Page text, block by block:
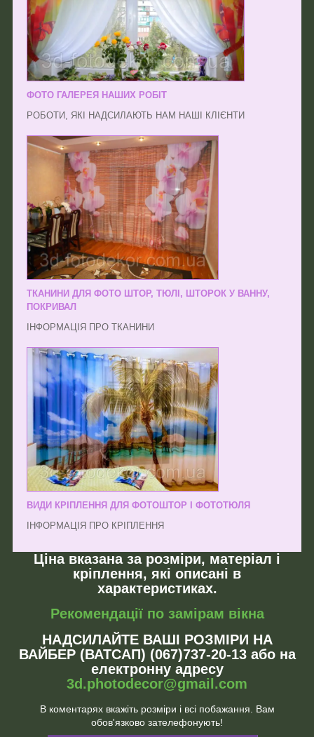
ФОТО ГАЛЕРЕЯ НАШИХ РОБІТ
РОБОТИ, ЯКІ НАДСИЛАЮТЬ НАМ НАШІ КЛІЄНТИ
ТКАНИНИ ДЛЯ ФОТО ШТОР, ТЮЛІ, ШТОРОК У ВАННУ,
ПОКРИВАЛ
ІНФОРМАЦІЯ ПРО ТКАНИНИ
ВИДИ КРІПЛЕННЯ ДЛЯ ФОТОШТОР І ФОТОТЮЛЯ
ІНФОРМАЦІЯ ПРО КРІПЛЕННЯ
Ціна вказана за розміри, матеріал і
кріплення, які описані в
характеристиках.
Рекомендації по замірам вікна
НАДСИЛАЙТЕ ВАШІ РОЗМІРИ НА
ВАЙБЕР (ВАТСАП) (067)737-20-13 або на
електронну адресу
3d.photodecor@gmail.com
В коментарях вкажіть розміри і всі побажання. Вам
обов'язково зателефонують!